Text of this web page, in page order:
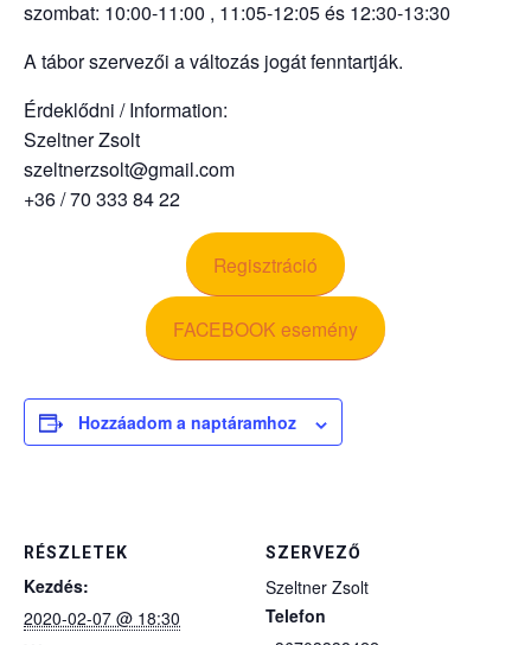
szombat: 10:00-11:00 , 11:05-12:05 és 12:30-13:30
A tábor szervezői a változás jogát fenntartják.
Érdeklődni / Information:
Szeltner Zsolt
szeltnerzsolt@gmail.com
+36 / 70 333 84 22
Regisztráció
FACEBOOK esemény
Hozzáadom a naptáramhoz
RÉSZLETEK
Kezdés:
2020-02-07 @ 18:30
SZERVEZŐ
Szeltner Zsolt
Telefon